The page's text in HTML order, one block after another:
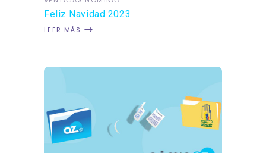
Feliz Navidad 2023
LEER MÁS